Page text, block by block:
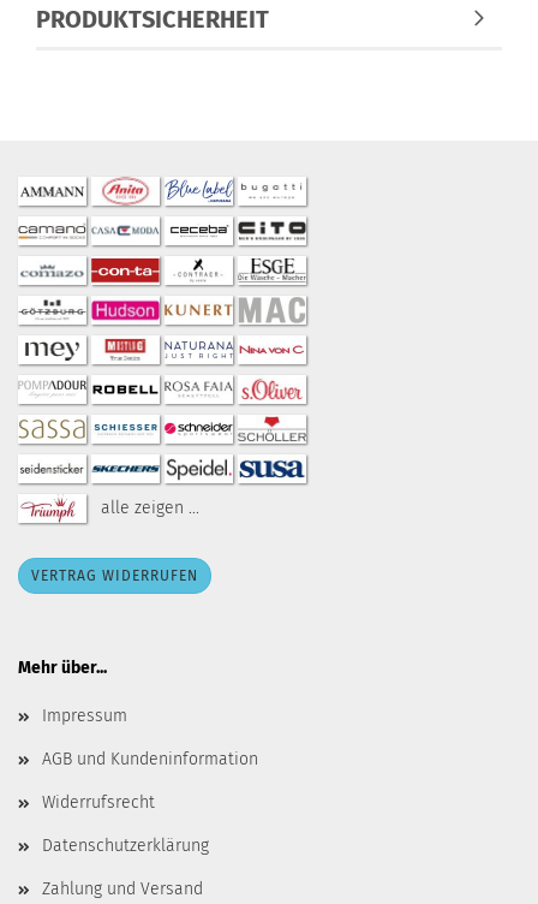
PRODUKTSICHERHEIT
alle zeigen ...
VERTRAG WIDERRUFEN
Mehr über...
Impressum
AGB und Kundeninformation
Widerrufsrecht
Datenschutzerklärung
Zahlung und Versand